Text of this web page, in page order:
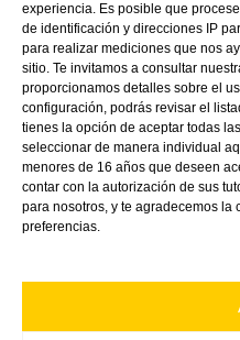
experiencia. Es posible que
de identificación y direcciones IP
para realizar mediciones que nos
sitio. Te invitamos a consultar
proporcionamos detalles sobre el
configuración, podrás revisar el
tienes la opción de aceptar todas
seleccionar de manera individual
menores de 16 años que deseen
contar con la autorización de sus
para nosotros, y te agradecemos la
preferencias.
Read More »